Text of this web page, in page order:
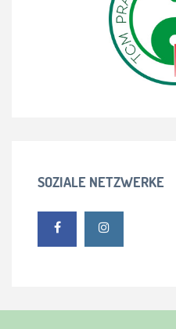
SOZIALE NETZWERKE